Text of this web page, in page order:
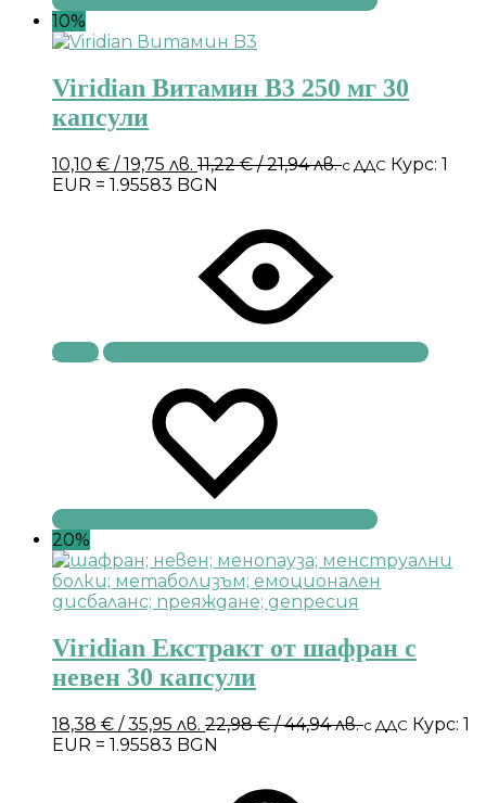
10%
Viridian Витамин B3 250 мг 30
капсули
10,10 € / 19,75 лв. 11,22€/ 21,94 лв.с ДДС Курс: 1
EUR = 1.95583 BGN
Купи
20%
Viridian Екстракт от шафран с
невен 30 капсули
18,38 € / 35,95 лв. 22,98€/ 44,94 лв.с ДДС Курс: 1
EUR = 1.95583 BGN